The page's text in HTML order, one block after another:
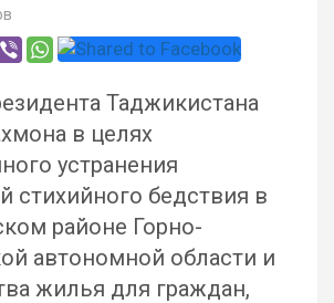
Таджикистана
в целях
устранения
стихийного бедствия в
районе Горно-
автономной области и
жилья для граждан,